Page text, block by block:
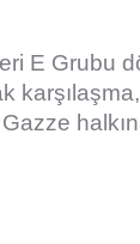
E Grubu